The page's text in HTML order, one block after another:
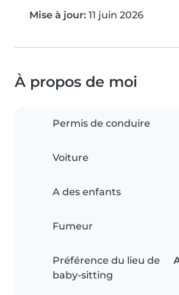
Mise à jour: 11 juin 2026
À propos de moi
Permis de conduire
Voiture
A des enfants
Fumeur
Préférence du lieu de
baby-sitting